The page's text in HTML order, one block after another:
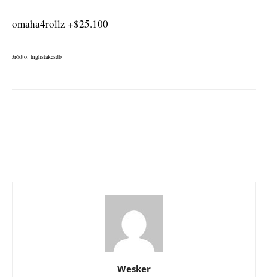
omaha4rollz +$25.100
źródło: highstakesdb
Wesker